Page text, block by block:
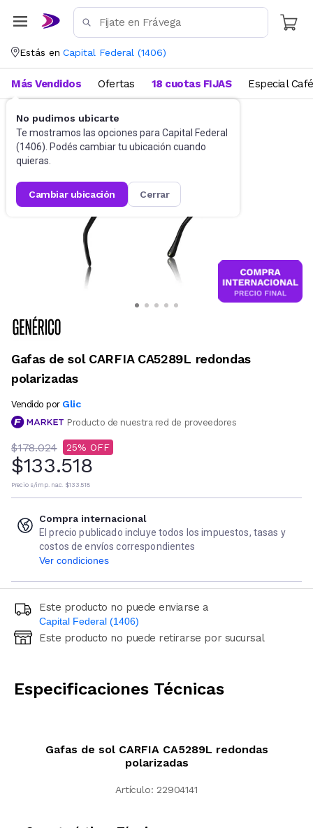
Estás en Capital Federal (1406)
No pudimos ubicarte
Te mostramos las opciones para Capital Federal
(1406). Podés cambiar tu ubicación cuando
quieras.
cambiar ubicación cerrar
Más Vendidos Ofertas 18 cuotas FIJAS Especial Café
Accesorios Anteojos de sol
Gafas de sol CARFIA CA5289L redondas
polarizadas
Vendido por Glic
Producto de nuestra red de proveedores
$178.024 25
$133.518
Precio s/imp. nac. $133.518
Compra internacional
El precio publicado incluye todos los impuestos, tasas y
costos de envíos correspondientes
Ver condiciones
Este producto no puede enviarse a
Capital Federal (1406)
Ingresá código postal (sólo números)
Este producto no puede retirarse por sucursal
Especificaciones Técnicas
Gafas de sol CARFIA CA5289L redondas
polarizadas
Artículo: 22904141